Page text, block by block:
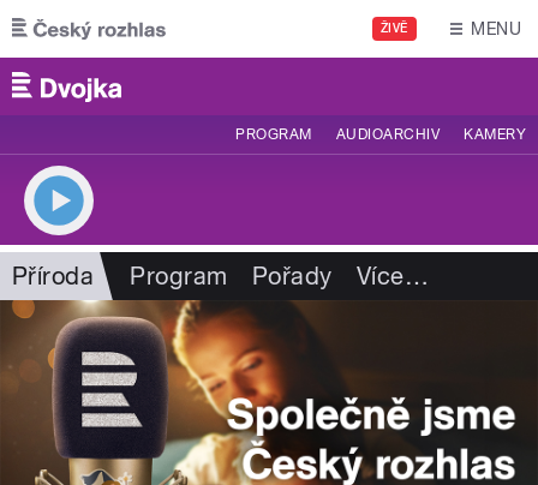
Přejít k hlavnímu obsahu
ŽIVĚ MENU
PROGRAM AUDIOARCHIV KAMERY
Příroda Program Pořady Více…